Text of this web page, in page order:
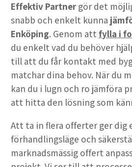
Effektiv Partner gör det
snabb och enkelt kunna
Enköping. Genom attfylla i
du enkelt vad du behöver
till att du får kontakt med
matchar dina behov. När du
kan du i lugn och ro jämföra
att hitta den lösning som
Att ta in flera offerter ger dig
förhandlingsläge och
marknadsmässig offert